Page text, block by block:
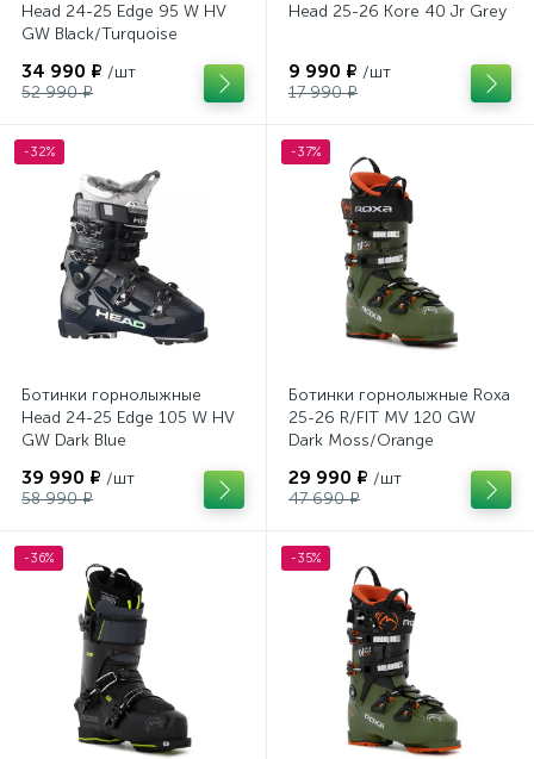
Head 24-25 Edge 95 W HV
GW Black/Turquoise
34 990 ₽ /шт
52 990 ₽
Head 25-26 Kore 40 Jr Grey
9 990 ₽ /шт
17 990 ₽
-32%
Ботинки горнолыжные
Head 24-25 Edge 105 W HV
GW Dark Blue
39 990 ₽ /шт
58 990 ₽
-37%
Ботинки горнолыжные Roxa
25-26 R/FIT MV 120 GW
Dark Moss/Orange
29 990 ₽ /шт
47 690 ₽
-36% -35%